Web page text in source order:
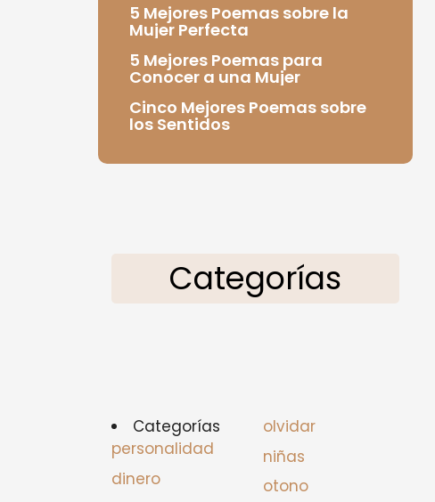
5 Mejores Poemas sobre la
Mujer Perfecta
5 Mejores Poemas para
Conocer a una Mujer
Cinco Mejores Poemas sobre
los Sentidos
Categorías
Categorías
personalidad
dinero
olvidar
niñas
otono